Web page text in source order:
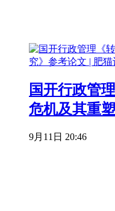
国开行政管
危机及其重
9月11日 20:46